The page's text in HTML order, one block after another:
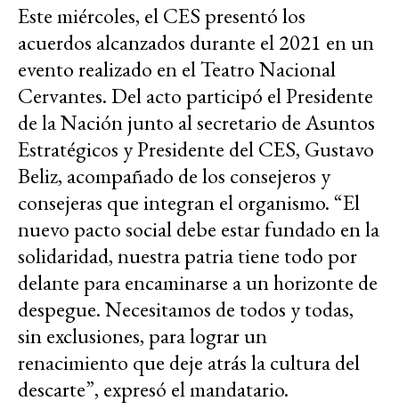
Este miércoles, el CES presentó los
acuerdos alcanzados durante el 2021 en un
evento realizado en el Teatro Nacional
Cervantes. Del acto participó el Presidente
de la Nación junto al secretario de Asuntos
Estratégicos y Presidente del CES, Gustavo
Beliz, acompañado de los consejeros y
consejeras que integran el organismo. “El
nuevo pacto social debe estar fundado en la
solidaridad, nuestra patria tiene todo por
delante para encaminarse a un horizonte de
despegue. Necesitamos de todos y todas,
sin exclusiones, para lograr un
renacimiento que deje atrás la cultura del
descarte”, expresó el mandatario.